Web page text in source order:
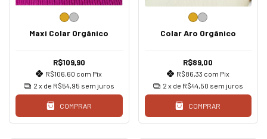
Maxi Colar Orgânico
R$109,90
R$106,60 com Pix
2 x de R$54,95 sem juros
COMPRAR
Colar Aro Orgânico
R$89,00
R$86,33 com Pix
2 x de R$44,50 sem juros
COMPRAR